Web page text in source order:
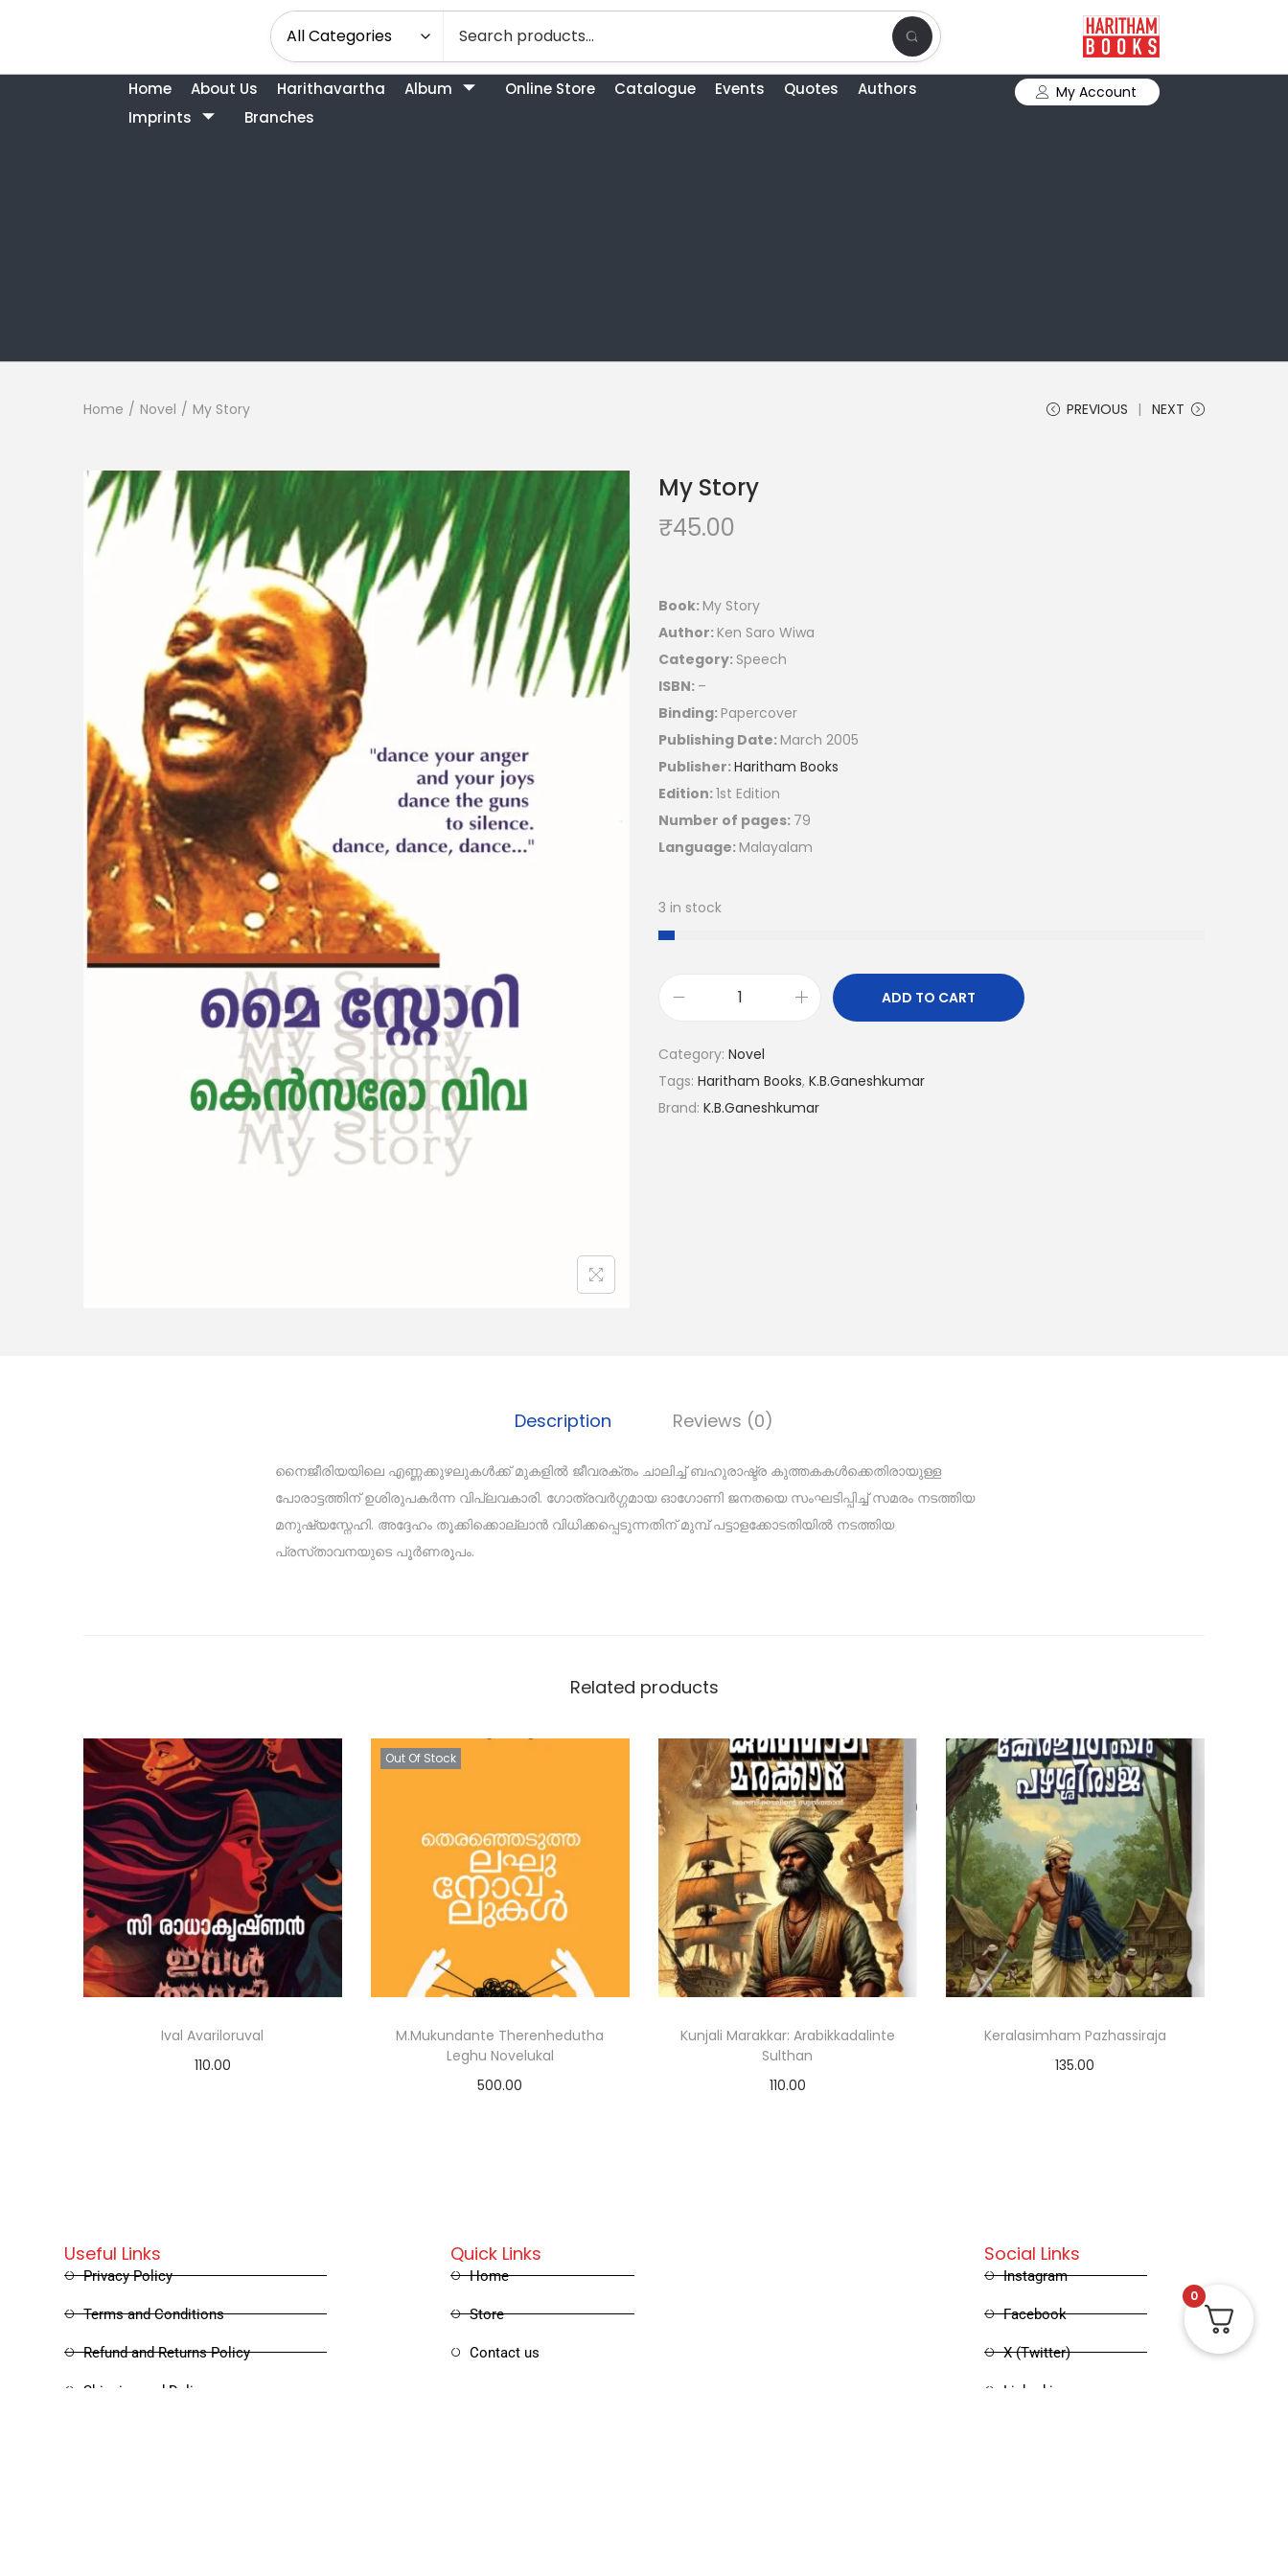
Home About Us Harithavartha Album Online Store Catalogue Events Quotes
Authors
Imprints
Branches
My Account
Home / Novel / My Story PREVIOUS NEXT
My Story
₹45.00
Book: My Story
Author: Ken Saro Wiwa
Category: Speech
ISBN: –
Binding: Papercover
Publishing Date: March 2005
Publisher:Haritham Books
Edition:1st Edition
Number of pages: 79
Language: Malayalam
3 in stock
ADD TO CART
Category: Novel
Tags: Haritham Books, K.B.Ganeshkumar
Brand: K.B.Ganeshkumar
Description Reviews (0)
നൈജീരിയയിലെ എണ്ണക്കുഴലുകൾക്ക് മുകളിൽ ജീവരക്തം ചാലിച്ച് ബഹുരാഷ്ട്ര കുത്തകകൾക്കെതിരായുള്ള
പോരാട്ടത്തിന് ഉശിരുപകർന്ന വിപ്ലവകാരി. ഗോത്രവർഗ്ഗമായ ഓഗോണി ജനതയെ സംഘടിപ്പിച്ച് സമരം നടത്തിയ
മനുഷ്യസ്നേഹി. അദ്ദേഹം തൂക്കിക്കൊല്ലാൻ വിധിക്കപ്പെടുന്നതിന് മുമ്പ് പട്ടാളക്കോടതിയിൽ നടത്തിയ
പ്രസ്‌താവനയുടെ പൂർണരൂപം.
Related products
Ival Avariloruval
110.00
Out Of Stock
M.Mukundante Therenhedutha
Leghu Novelukal
500.00
Kunjali Marakkar: Arabikkadalinte
Sulthan
110.00
Keralasimham Pazhassiraja
135.00
Quick Links
Home
Store
Contact us
Useful Links
Privacy Policy
Terms and Conditions
Refund and Returns Policy
Shipping and Delivery
Social Links
Instagram
Facebook
X (Twitter)
Linked in
0